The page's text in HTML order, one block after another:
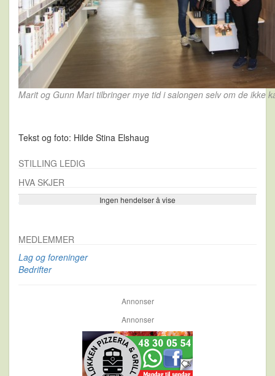
Marit og Gunn Mari tilbringer mye tid i salongen selv om de ikke
Tekst og foto: Hilde Stina Elshaug
STILLING LEDIG
HVA SKJER
Ingen hendelser å vise
Se flere…
MEDLEMMER
Lag og foreninger
Bedrifter
Annonser
Annonser